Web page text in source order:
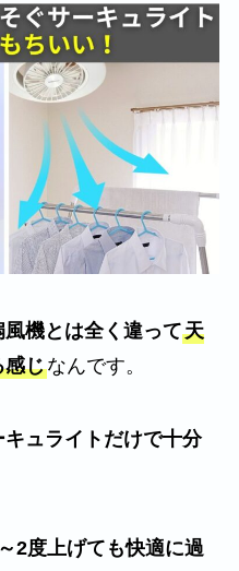
風機とは全く違って天
感じなんです。
ュライトだけで十分
2度上げても快適に過